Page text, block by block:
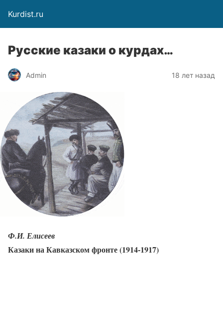
Kurdist.ru
Русские казаки о курдах…
Admin 18 лет назад
Ф.И. Елисеев
Казаки на Кавказском фронте (1914-1917)